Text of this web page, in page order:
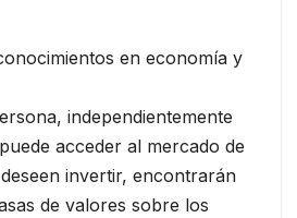
en economía y
independientemente
acceder al mercado de
invertir, encontrarán
de valores sobre los